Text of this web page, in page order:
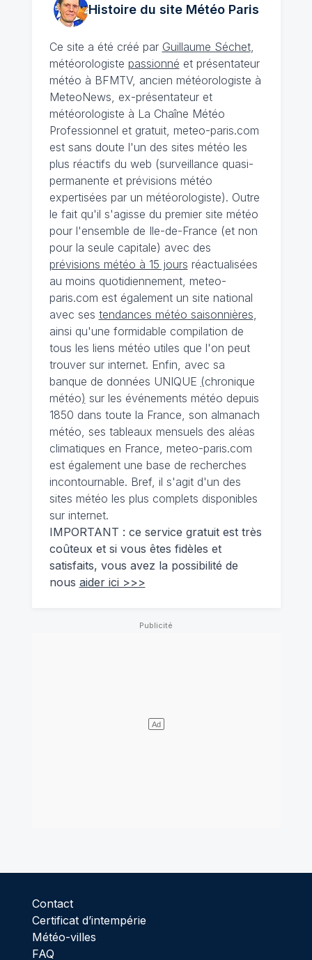
Histoire du site MétéoParis
Ce site a été créé par Guillaume Séchet,
météorologiste passionné et présentateur
météo à BFMTV, ancien météorologiste à
MeteoNews, ex-présentateur et
météorologiste à La Chaîne Météo
Professionnel et gratuit, meteo-paris.com
est sans doute l'un des sites météo les
plus réactifs du web (surveillance quasi-
permanente et prévisions météo
expertisées par un météorologiste). Outre
le fait qu'il s'agisse du premier site météo
pour l'ensemble de Ile-de-France (et non
pour la seule capitale) avec des
prévisions météo à 15 jours réactualisées
au moins quotidiennement, meteo-
paris.com est également un site national
avec ses tendances météo saisonnières,
ainsi qu'une formidable compilation de
tous les liens météo utiles que l'on peut
trouver sur internet. Enfin, avec sa
banque de données UNIQUE (chronique
météo) sur les événements météo depuis
1850 dans toute la France, son almanach
météo, ses tableaux mensuels des aléas
climatiques en France, meteo-paris.com
est également une base de recherches
incontournable. Bref, il s'agit d'un des
sites météo les plus complets disponibles
sur internet.
IMPORTANT : ce service gratuit est très
coûteux et si vous êtes fidèles et
satisfaits, vous avez la possibilité de
nous aider ici >>>
Contact
Certificat d’intempérie
Météo-villes
FAQ